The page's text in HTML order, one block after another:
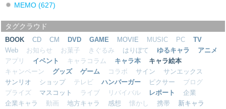
MEMO(627)
タグクラウド
BOOK CD CM DVD GAME MOVIE MUSIC PC
TV
Web
お知らせ お菓子 きぐるみ はりぼて ゆるキャラ
アニメ
アプリ
イベント キャラコラム キャラ本
キャラ絵本
キャンペーン
グッズ ゲーム コラボ サイン
サンエックス
サンリオ
ショップ テレビ ハンバーガー ピクサー
ブログ
プライズ
マスコット ライブ リバイバル レポート
企業
企業キャラ
動画 地方キャラ 感想 懐かし 携帯
新キャラ